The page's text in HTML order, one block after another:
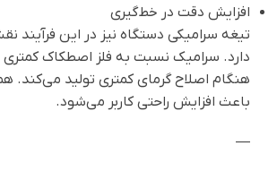
افزایش دقت در خط‌گیری
تیغه سرامیکی دستگاه نیز در این فرآیند
دارد. سرامیک نسبت به فلز اصطکاک کمتری
هنگام اصلاح گرمای کمتری تولید
باعث افزایش راحتی کاربر می‌شود.
—